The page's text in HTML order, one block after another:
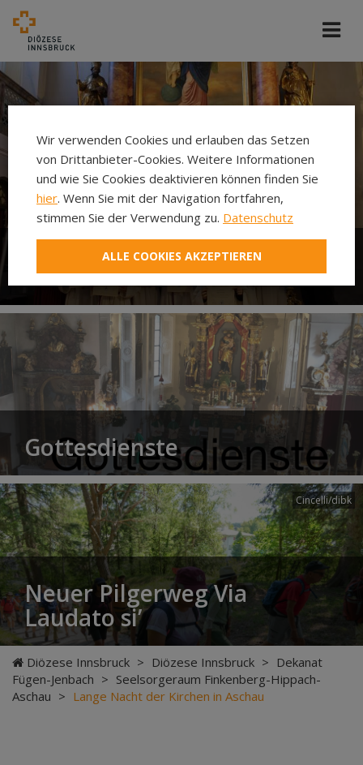
Ministrieren
Gottesdienste
Cincelli/dibk
Neuer Pilgerweg Via
Laudato si’
Diözese Innsbruck > Diözese Innsbruck > Dekanat
Fügen-Jenbach > Seelsorgeraum Finkenberg-Hippach-
Aschau > Lange Nacht der Kirchen in Aschau
Wir verwenden Cookies und erlauben das Setzen
von Drittanbieter-Cookies. Weitere Informationen
und wie Sie Cookies deaktivieren können finden Sie
hier. Wenn Sie mit der Navigation fortfahren,
stimmen Sie der Verwendung zu. Datenschutz
ALLE COOKIES AKZEPTIEREN